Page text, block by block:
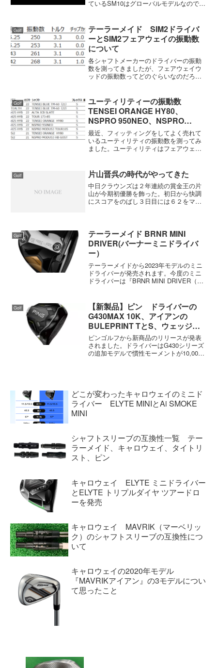
ているSM10はグローバルモデルなので発
7日なので次期モデルは2026年3月頃。
一...
Golf
テーラーメイド SIM2ドライバ
ーとSIM2フェアウェイの振動数
について
各シャフトメーカーのドライバーの振動
数を測ってきましたが、フェアウェイウ
ッドの振動数ってどのぐらいなのだろう
SIM2のヘッドにベンタスブルーを装着し
たときの振動数は...
Golf
ユーティリティーの振動数
TENSEI ORANGE HY80、
NSPRO 950NEO、NSPRO
MODUS3 TOUR105、NSPRO
MODUS3 HB GOSTなど
最近、フィッティングをしてよく売れて
いるユーティリティの振動数を測ってみ
ました。ユーティリティはフェアウェイ
が普通になっています。ユーティリティ
の振動数測定したのは一...
Golf 片山晋呉の時代がやってきた
中日クラウンズは２年連続の賞金王の片
山が今期初優勝を飾った。初日から快調
にスコアをのばし３日目には６２をマー
歴然だったね。マスターズ...
Golf
テーラーメイド BRNR MINI
DRIVER(バーナーミニドライバ
ー）
テーラーメイドから2023年モデルのミニ
ドライバーが発売されます。今度のミニ
ドライバーは『BRNR MINI DRIVER（バ
ソールにウェイトが2つ（13gと1.5g...
Golf
【新製品】ピン ドライバーの
G430MAX 10K、アイアンの
BULEPRINT TとS、ウェッジの
S159、パターのPLD、レディス
用チッパーのChipRなど
ピンゴルフから新商品のリリースが発表
されました。ドライバーはG430シリーズ
の追加モデルで慣性モーメントが10,000
どこが変わったキャロウェイのミニド
ライバー ELYTE MINIとAi SMOKE
MINI
シャフトスリーブの互換性一覧 テー
ラーメイド、キャロウェイ、タイトリ
スト、ピン
キャロウェイ ELYTE ミニドライバー
とELYTE トリプルダイヤ ツアードロ
ーを発売
キャロウェイ MAVRIK（マーベリッ
ク）のシャフトスリーブの互換性につ
いて
キャロウェイの2020年モデル
『MAVRIKアイアン』の3モデルについ
て思ったこと